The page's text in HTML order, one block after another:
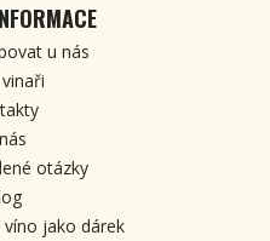
u nás
otázky
jako dárek